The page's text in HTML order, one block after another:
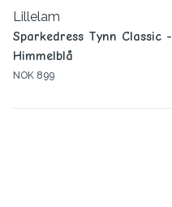
Lillelam
Sparkedress Tynn Classic -
Himmelblå
NOK 899